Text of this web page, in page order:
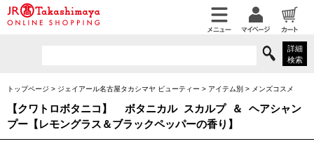
詳細
検索
トップページ > ジェイアール名古屋タカシマヤ ビューティー > アイテム別 > メンズコスメ
【クワトロボタニコ】 ボタニカル スカルプ ＆ ヘアシャン
プー【レモングラス＆ブラックペッパーの香り】